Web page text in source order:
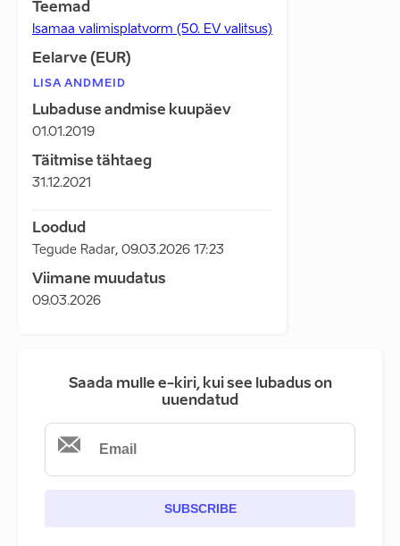
Teemad
Isamaa valimisplatvorm (50. EV valitsus)
Eelarve (EUR)
LISA ANDMEID
Lubaduse andmise kuupäev
01.01.2019
Täitmise tähtaeg
31.12.2021
Loodud
Tegude Radar, 09.03.2026 17:23
Viimane muudatus
09.03.2026
Saada mulle e-kiri, kui see lubadus on
uuendatud
SUBSCRIBE